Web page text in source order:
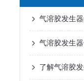
气溶胶发生
气溶胶发生
了解气溶胶